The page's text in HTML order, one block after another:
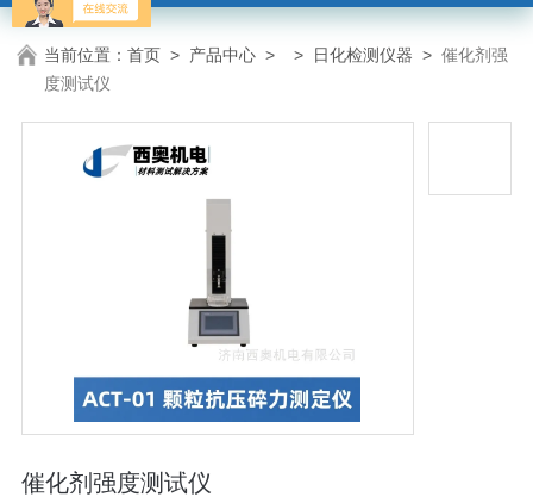
当前位置：首页 > 产品中心 > > 日化检测仪器 >催化剂强
度测试仪
催化剂强度测试仪